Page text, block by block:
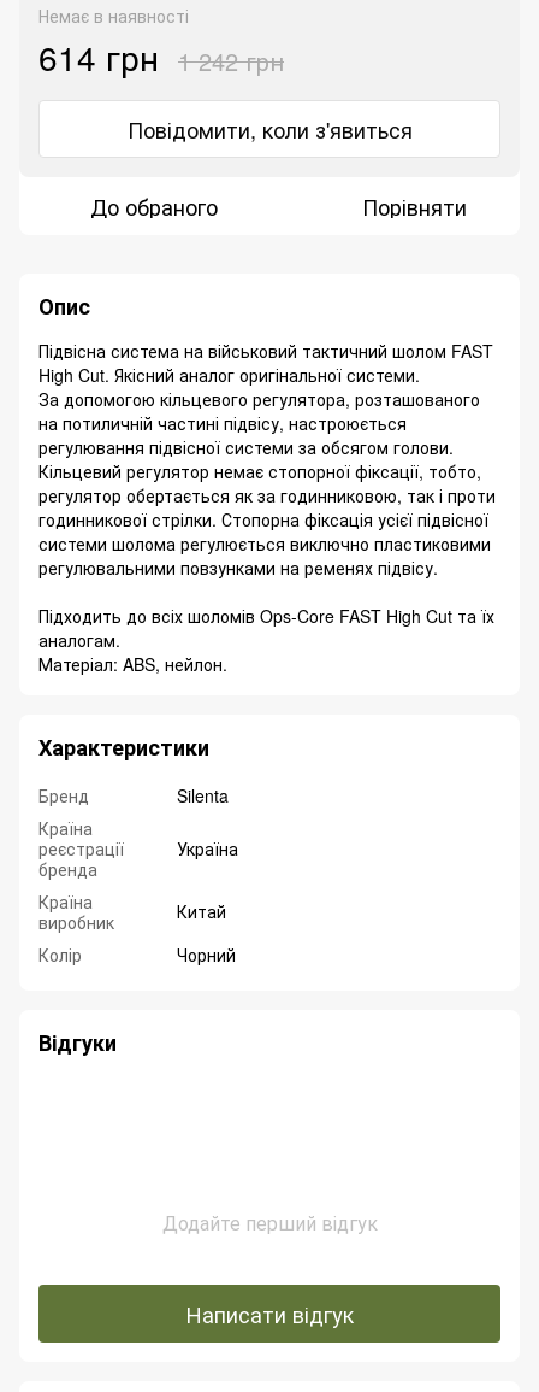
Немає в наявності
614 грн 1 242 грн
Повідомити, коли з'явиться
До обраного Порівняти
Опис
Підвісна система на військовий тактичний шолом FAST
High Cut. Якісний аналог оригінальної системи.
За допомогою кільцевого регулятора, розташованого
на потиличній частині підвісу, настроюється
регулювання підвісної системи за обсягом голови.
Кільцевий регулятор немає стопорної фіксації, тобто,
регулятор обертається як за годинниковою, так і проти
годинникової стрілки. Стопорна фіксація усієї підвісної
системи шолома регулюється виключно пластиковими
регулювальними повзунками на ременях підвісу.
Підходить до всіх шоломів Ops-Core FAST High Cut та їх
аналогам.
Матеріал: ABS, нейлон.
Характеристики
Бренд
Silenta
Країна
реєстрації
бренда
Україна
Країна
виробник
Китай
Колір
Чорний
Відгуки
Додайте перший відгук
Написати відгук